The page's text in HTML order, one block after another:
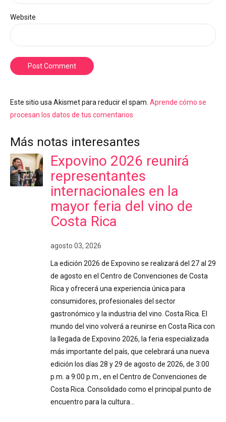
Website
Post Comment
Este sitio usa Akismet para reducir el spam. Aprende cómo se
procesan los datos de tus comentarios.
Más notas interesantes
Expovino 2026 reunirá
representantes
internacionales en la
mayor feria del vino de
Costa Rica
agosto 03, 2026
La edición 2026 de Expovino se realizará del 27 al 29
de agosto en el Centro de Convenciones de Costa
Rica y ofrecerá una experiencia única para
consumidores, profesionales del sector
gastronómico y la industria del vino. Costa Rica. El
mundo del vino volverá a reunirse en Costa Rica con
la llegada de Expovino 2026, la feria especializada
más importante del país, que celebrará una nueva
edición los días 28 y 29 de agosto de 2026, de 3:00
p.m. a 9:00 p.m., en el Centro de Convenciones de
Costa Rica. Consolidado como el principal punto de
encuentro para la cultura…